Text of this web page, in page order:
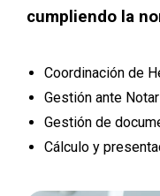
cumpliendo la
Coordinación de
Gestión ante
Gestión de
Cálculo y